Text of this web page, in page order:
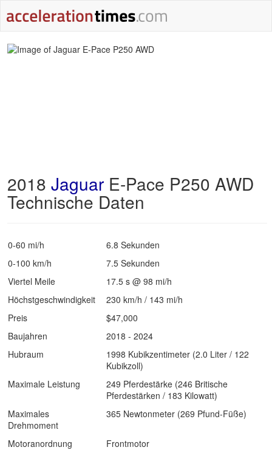
2018 Jaguar E-Pace P250 AWD
Technische Daten
0-60 mi/h
6.8 Sekunden
0-100 km/h
7.5 Sekunden
Viertel Meile
17.5 s @ 98 mi/h
Höchstgeschwindigkeit
230 km/h / 143 mi/h
Preis
$47,000
Baujahren
2018 - 2024
Hubraum
1998 Kubikzentimeter (2.0 Liter / 122
Kubikzoll)
Maximale Leistung
249 Pferdestärke (246 Britische
Pferdestärken / 183 Kilowatt)
Maximales
Drehmoment
365 Newtonmeter (269 Pfund-Füße)
Motoranordnung
Frontmotor